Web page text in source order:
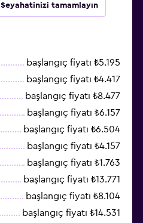
Seyahatinizi tamamlayın
başlangıç fiyatı ₺5.195
başlangıç fiyatı ₺4.417
başlangıç fiyatı ₺8.477
başlangıç fiyatı ₺6.157
başlangıç fiyatı ₺6.504
başlangıç fiyatı ₺4.157
başlangıç fiyatı ₺1.763
başlangıç fiyatı ₺13.771
başlangıç fiyatı ₺8.104
başlangıç fiyatı ₺14.531